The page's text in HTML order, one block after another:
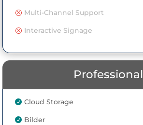
Q Multi-Channel Support
Q Interactive Signage
Professional
 Cloud Storage
 Bilder